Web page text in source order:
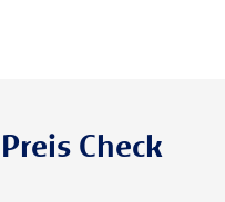
Check